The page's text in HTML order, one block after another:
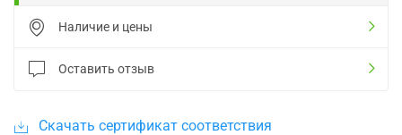
Наличие и цены
Оставить отзыв
Скачать сертификат соответствия